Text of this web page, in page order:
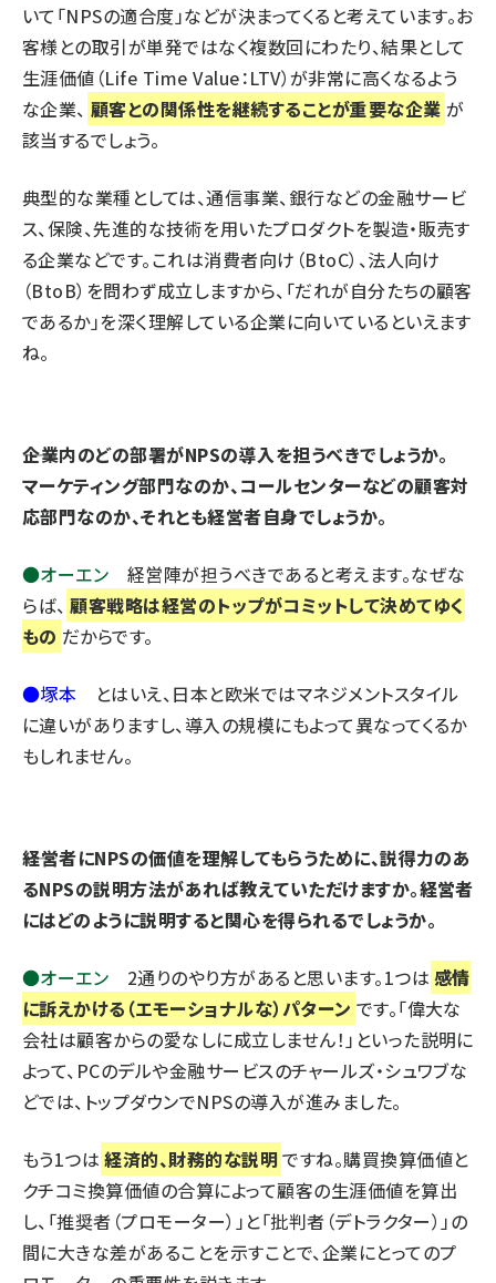
いて「NPSの適合度」などが決まってくると考えています。お
客様との取引が単発ではなく複数回にわたり、結果として
生涯価値（Life Time Value：LTV）が非常に高くなるよう
な企業、 顧客との関係性を継続することが重要な企業 が
該当するでしょう。
典型的な業種としては、通信事業、銀行などの金融サービ
ス、保険、先進的な技術を用いたプロダクトを製造・販売す
る企業などです。これは消費者向け（BtoC）、法人向け
（BtoB）を問わず成立しますから、「だれが自分たちの顧客
であるか」を深く理解している企業に向いているといえます
ね。
――企業内のどの部署がNPSの導入を担うべきでしょうか。
マーケティング部門なのか、コールセンターなどの顧客対
応部門なのか、それとも経営者自身でしょうか。
●オーエン 経営陣が担うべきであると考えます。なぜな
らば、 顧客戦略は経営のトップがコミットして決めてゆく
もの だからです。
●塚本 とはいえ、日本と欧米ではマネジメントスタイル
に違いがありますし、導入の規模にもよって異なってくるか
もしれません。
――経営者にNPSの価値を理解してもらうために、説得力のあ
るNPSの説明方法があれば教えていただけますか。経営者
にはどのように説明すると関心を得られるでしょうか。
●オーエン 2通りのやり方があると思います。1つは 感情
に訴えかける（エモーショナルな）パターン です。「偉大な
会社は顧客からの愛なしに成立しません！」といった説明に
よって、PCのデルや金融サービスのチャールズ・シュワブな
どでは、トップダウンでNPSの導入が進みました。
もう1つは 経済的、財務的な説明ですね。購買換算価値と
クチコミ換算価値の合算によって顧客の生涯価値を算出
し、「推奨者（プロモーター）」と「批判者（デトラクター）」の
間に大きな差があることを示すことで、企業にとってのプ